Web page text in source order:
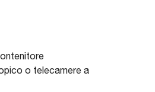
o telecamere a